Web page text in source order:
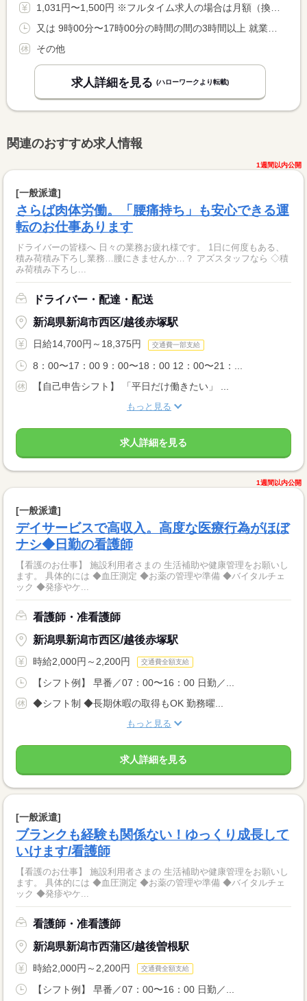
1,031円〜1,500円 ※フルタイム求人の場合は月額（換算額）、パート求人の場合は時間額を表示しています。
又は 9時00分〜17時00分の時間の間の3時間以上 就業時間に関する特記事項 ＊ご本人の希望により、柔軟に相談に応じます。
その他
求人詳細を見る (ハローワークより転載)
関連のおすすめ求人情報
1週間以内公開
[一般派遣]
さらば肉体労働。「腰痛持ち」も安心できる運
転のお仕事あります
ドライバーの皆様へ 日々の業務お疲れ様です。 1日に何度もある、
積み荷積み下ろし業務…腰にきませんか…？ アズスタッフなら ◇積
み荷積み下ろし...
ドライバー・配達・配送
新潟県新潟市西区/越後赤塚駅
日給14,700円～18,375円 交通費一部支給
8：00〜17：00 9：00〜18：00 12：00〜21：...
【自己申告シフト】 「平日だけ働きたい」 ...
もっと見る
求人詳細を見る
1週間以内公開
[一般派遣]
デイサービスで高収入。高度な医療行為がほぼ
ナシ◆日勤の看護師
【看護のお仕事】 施設利用者さまの 生活補助や健康管理をお願いし
ます。 具体的には ◆血圧測定 ◆お薬の管理や準備 ◆バイタルチェ
ック ◆発疹やケ...
看護師・准看護師
新潟県新潟市西区/越後赤塚駅
時給2,000円～2,200円 交通費全額支給
【シフト例】 早番／07：00〜16：00 日勤／...
◆シフト制 ◆長期休暇の取得もOK 勤務曜...
もっと見る
求人詳細を見る
[一般派遣]
ブランクも経験も関係ない！ゆっくり成長して
いけます/看護師
【看護のお仕事】 施設利用者さまの 生活補助や健康管理をお願いし
ます。 具体的には ◆血圧測定 ◆お薬の管理や準備 ◆バイタルチェ
ック ◆発疹やケ...
看護師・准看護師
新潟県新潟市西蒲区/越後曽根駅
時給2,000円～2,200円 交通費全額支給
【シフト例】 早番／07：00〜16：00 日勤／...